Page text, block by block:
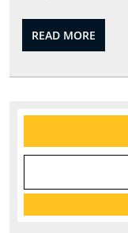
READ MORE
MORE